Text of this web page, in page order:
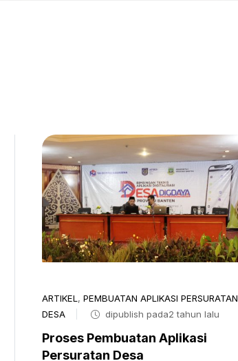
ARTIKEL , PEMBUATAN APLIKASI PERSURATAN
DESA
dipublish pada2 tahun lalu
Proses Pembuatan Aplikasi
Persuratan Desa